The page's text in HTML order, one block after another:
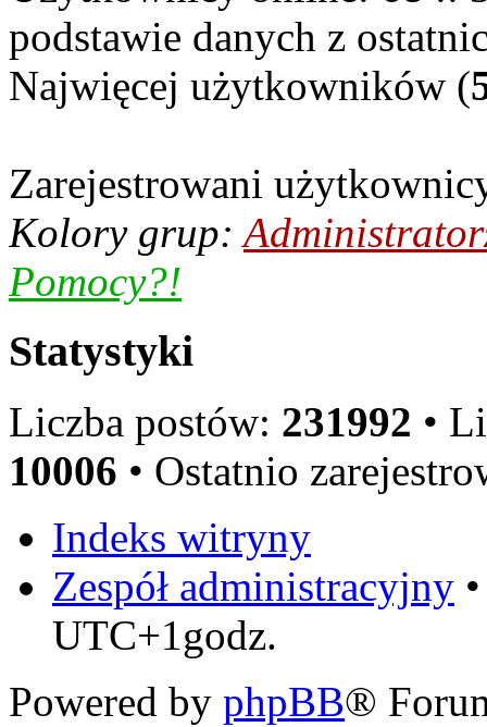
podstawie danych z
Najwięcej użytkowników (
Zarejestrowani
Kolory grup:
Pomocy?!
Statystyki
Liczba postów: 231992 •
10006 • Ostatnio
Indeks witryny
Zespół administracyjny
UTC+1godz.
Powered by phpBB®